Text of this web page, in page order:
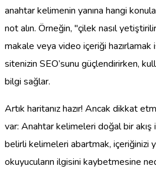
anahtar kelimenin yanına hangi
not alın. Örneğin, "çilek nasıl
makale veya video içeriği hazırlamak
sitenizin SEO’sunu güçlendirirken,
bilgi sağlar.
Artık haritanız hazır! Ancak dikkat
var: Anahtar kelimeleri doğal bir
belirli kelimeleri abartmak, içeriğinizi
okuyucuların ilgisini kaybetmesine